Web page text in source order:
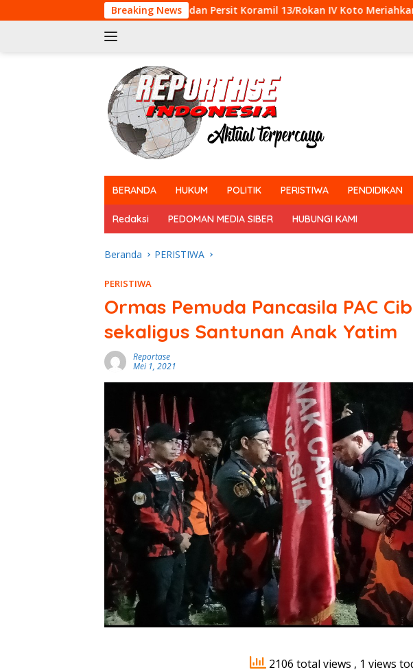
ke
Breaking News
Babinsa dan Persit Koramil 13/Rokan IV Koto Meriahkan Lomba Voli Campuran HUT
BERANDA HUKUM POLITIK PERISTIWA PENDIDIKAN
Redaksi PEDOMAN MEDIA SIBER HUBUNGI KAMI
Beranda PERISTIWA
PERISTIWA
Ormas Pemuda Pancasila PAC
sekaligus Santunan Anak Yatim
Reportase
Mei 1, 2021
2106 total views , 1 views